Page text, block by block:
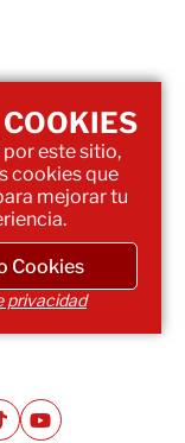
este sitio,
cookies que
mejorar tu
Cookies
privacidad